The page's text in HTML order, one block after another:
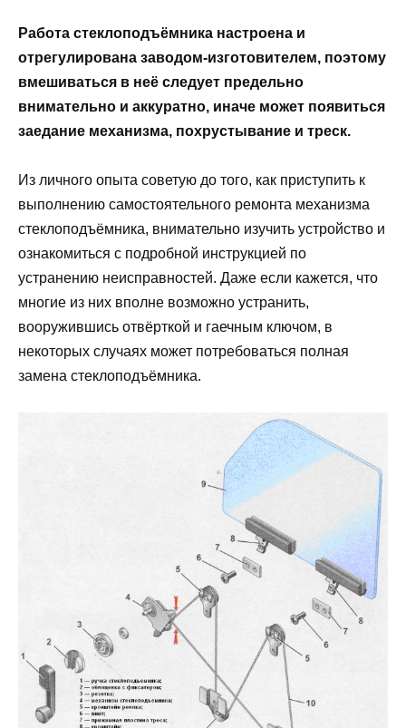
Работа стеклоподъёмника настроена и
отрегулирована заводом-изготовителем, поэтому
вмешиваться в неё следует предельно
внимательно и аккуратно, иначе может появиться
заедание механизма, похрустывание и треск.
Из личного опыта советую до того, как приступить к
выполнению самостоятельного ремонта механизма
стеклоподъёмника, внимательно изучить устройство и
ознакомиться с подробной инструкцией по
устранению неисправностей. Даже если кажется, что
многие из них вполне возможно устранить,
вооружившись отвёрткой и гаечным ключом, в
некоторых случаях может потребоваться полная
замена стеклоподъёмника.